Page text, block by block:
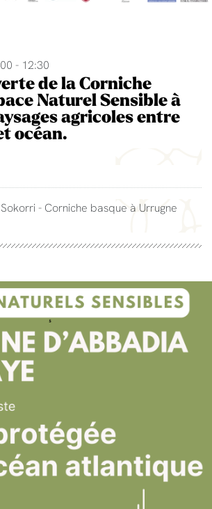
- 12:30
de la Corniche
Naturel Sensible à
agricoles entre
océan.
- Corniche basque à Urrugne